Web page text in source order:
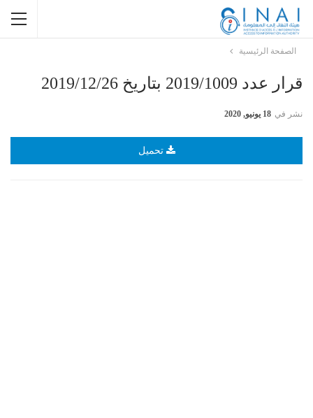
الصفحة الرئيسية
قرار عدد 2019/1009 بتاريخ 2019/12/26
نشر في 18 يونيو, 2020
تحميل